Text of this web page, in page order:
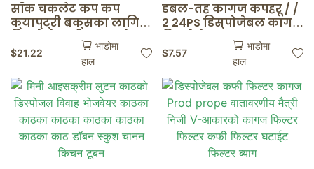
सॉक चकलेट कप कप
क्याप्ट्री बक्सका लागि
विन्डो बेस्ट्री बक्सको
साथ शुद्ध र color ्ग पोख्त
बक्स बक्सहरू
$21.22
भाडोमा
हाल
डबल-तह कागज कपहरू / /
2 24PS डिस्पोजेबल कागज
डिस्पोजेबल कागज CAPS
CASTS CADDUS
CULDUCE SUCTSALS
आपूर्ति गर्दछ
$7.57
भाडोमा
हाल